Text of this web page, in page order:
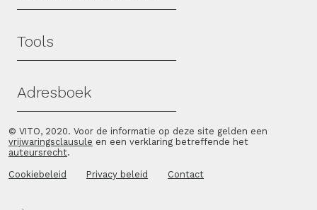
Tools
Adresboek
© VITO, 2020. Voor de informatie op deze site gelden een
vrijwaringsclausule en een verklaring betreffende het
auteursrecht.
Cookiebeleid Privacy beleid Contact